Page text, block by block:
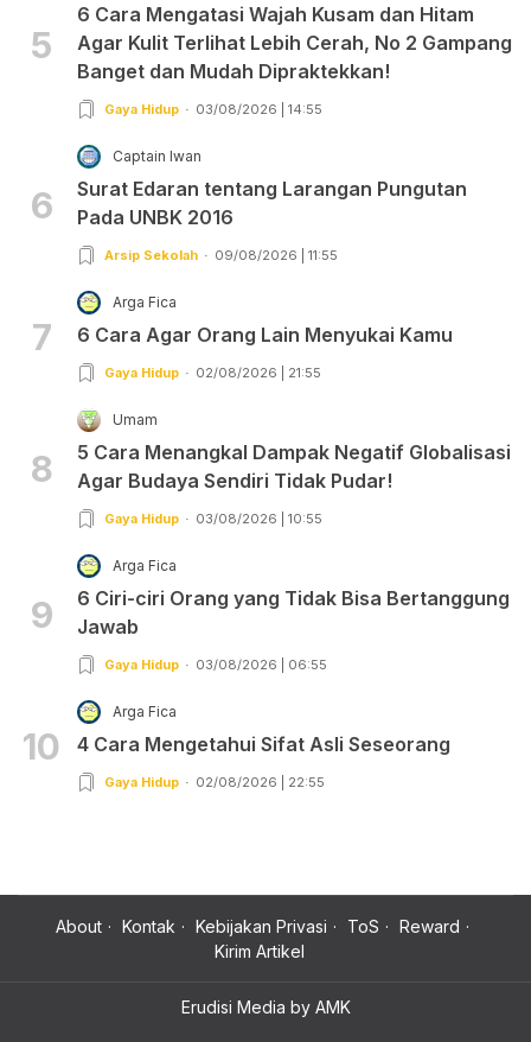
5
6 Cara Mengatasi Wajah Kusam dan Hitam
Agar Kulit Terlihat Lebih Cerah, No 2 Gampang
Banget dan Mudah Dipraktekkan!
Gaya Hidup 03/08/2026 | 14:55
6
Captain Iwan
Surat Edaran tentang Larangan Pungutan
Pada UNBK 2016
Arsip Sekolah 09/08/2026 | 11:55
7
Arga Fica
6 Cara Agar Orang Lain Menyukai Kamu
Gaya Hidup 02/08/2026 | 21:55
8
Umam
5 Cara Menangkal Dampak Negatif Globalisasi
Agar Budaya Sendiri Tidak Pudar!
Gaya Hidup 03/08/2026 | 10:55
9
Arga Fica
6 Ciri-ciri Orang yang Tidak Bisa Bertanggung
Jawab
Gaya Hidup 03/08/2026 | 06:55
10
Arga Fica
4 Cara Mengetahui Sifat Asli Seseorang
Gaya Hidup 02/08/2026 | 22:55
About Kontak Kebijakan Privasi ToS
Reward
Kirim Artikel
Erudisi Media by AMK